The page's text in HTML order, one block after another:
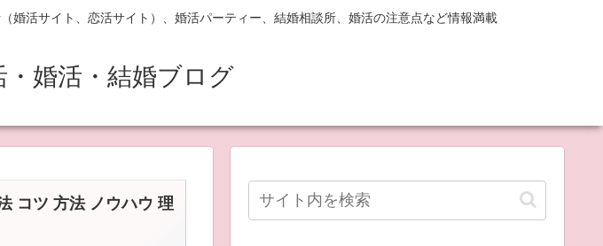
活サイト、恋活サイト）、婚活パーティー、結婚相談所、婚活の注意点など情報満載
婚活・結婚ブログ
コツ 方法 ノウハウ 理